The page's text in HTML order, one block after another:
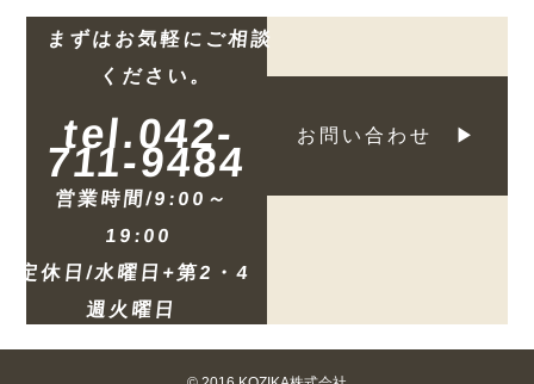
まずはお気軽にご相談
ください。
tel.042-
711-9484
営業時間/9:00～
19:00
定休日/水曜日+第2・4
週火曜日
お問い合わせ ▶